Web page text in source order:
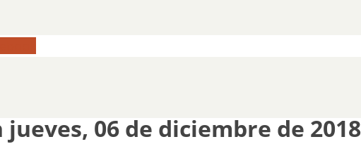
06 de diciembre de 2018